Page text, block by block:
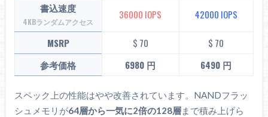
書込速度
4KBランダムアクセス
36000 IOPS 42000 IOPS
MSRP $ 70
$ 70
参考価格
6980 円 6490 円
スペック上の性能はやや改善されています。NANDフラッ
シュメモリが64層から一気に2倍の128層まで積み上げら